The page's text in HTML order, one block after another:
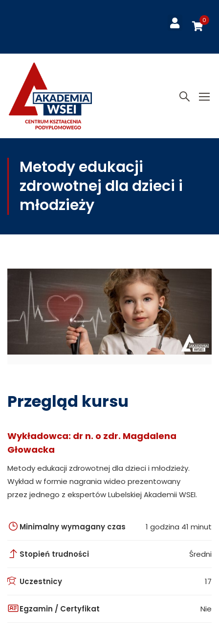
0
Metody edukacji
zdrowotnej dla dzieci i
młodzieży
Przegląd kursu
Wykładowca: dr n. o zdr. Magdalena
Głowacka
Metody edukacji zdrowotnej dla dzieci i młodzieży.
Wykład w formie nagrania wideo prezentowany
przez jednego z ekspertów Lubelskiej Akademii WSEI.
Minimalny wymagany czas 1 godzina 41 minut
Stopień trudności Średni
Uczestnicy 17
Egzamin / Certyfikat Nie